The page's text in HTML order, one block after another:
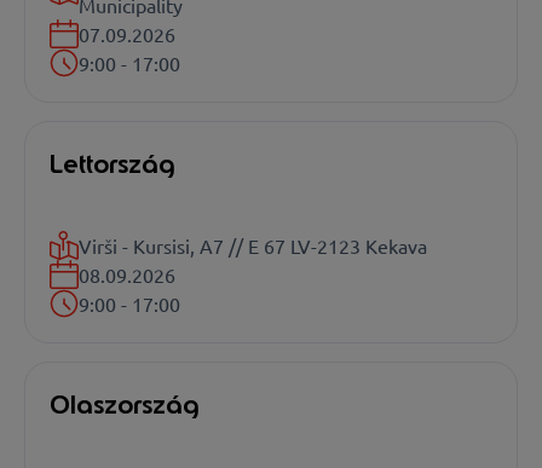
07.09.2026
9:00 - 17:00
Lettország
Virši - Kursisi, A7 // E 67 LV-2123 Kekava
08.09.2026
9:00 - 17:00
Olaszország